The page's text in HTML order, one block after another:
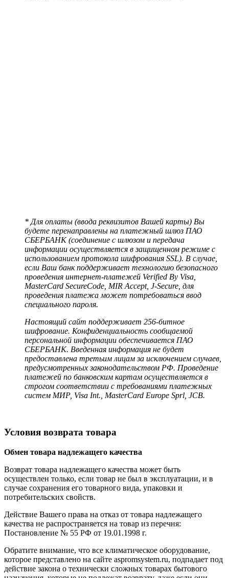
* Для оплаты (ввода реквизитов Вашей карты) Вы
будете перенаправлены на платежный шлюз ПАО
СБЕРБАНК (соединение с шлюзом и передача
информации осуществляется в защищенном режиме с
использованием протокола шифрования SSL). В случае,
если Ваш банк поддерживает технологию безопасного
проведения интернет-платежей Verified By Visa,
MasterCard SecureCode, MIR Accept, J-Secure, для
проведения платежа может потребоваться ввод
специального пароля.
Настоящий сайт поддерживает 256-битное
шифрование. Конфиденциальность сообщаемой
персональной информации обеспечивается ПАО
СБЕРБАНК. Введенная информация не будет
предоставлена третьим лицам за исключением случаев,
предусмотренных законодательством РФ. Проведение
платежей по банковским картам осуществляется в
строгом соответствии с требованиями платежных
систем МИР, Visa Int., MasterCard Europe Sprl, JCB.
Условия возврата товара
Обмен товара надлежащего качества
Возврат товара надлежащего качества может быть
осуществлен только, если товар не был в эксплуатации, и в
случае сохранения его товарного вида, упаковки и
потребительских свойств.
Действие Вашего права на отказ от товара надлежащего
качества не распространяется на товар из перечня:
Постановление № 55 РФ от 19.01.1998 г.
Обратите внимание, что все климатическое оборудование,
которое представлено на сайте aspromsystem.ru, подпадает под
действие закона о технически сложных товарах бытового